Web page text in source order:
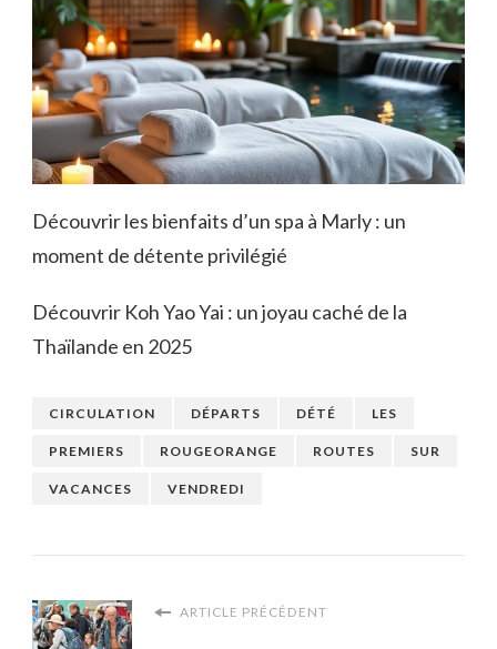
Découvrir les bienfaits d’un spa à Marly : un
moment de détente privilégié
Découvrir Koh Yao Yai : un joyau caché de la
Thaïlande en 2025
CIRCULATION DÉPARTS DÉTÉ LES
PREMIERS ROUGEORANGE ROUTES SUR
VACANCES VENDREDI
ARTICLE PRÉCÉDENT